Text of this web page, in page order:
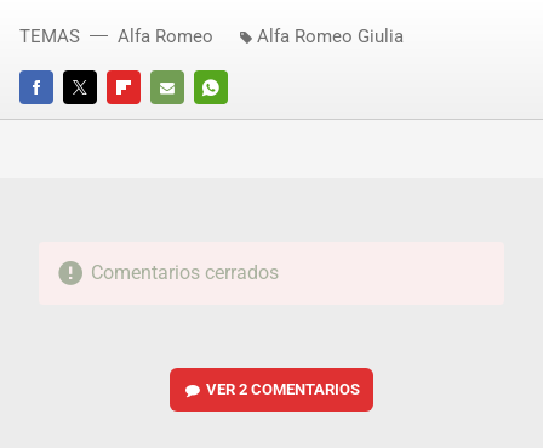
FACEBOOKTWITTERFLIPBOARD
E-
WHATSAPP
TEMAS Alfa Romeo Alfa Romeo Giulia
Comentarios cerrados
VER2 COMENTARIOS